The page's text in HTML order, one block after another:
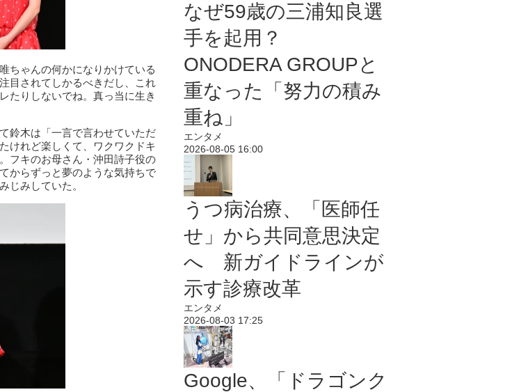
ちゃんの何かになりかけている
目されてしかるべきだし、これ
たりしないでね。真っ当に生き
鈴木は「一言で言わせていただ
けれど楽しくて、ワクワクドキ
フキのお母さん・沖田詩子役の
からずっと夢のような気持ちで
じみしていた。
なぜ59歳の三浦知良選
手を起用？
ONODERA GROUPと
重なった「努力の積み
重ね」
エンタメ
2026-08-05 16:00
うつ病治療、「医師任
せ」から共同意思決定
へ 新ガイドラインが
示す診療改革
エンタメ
2026-08-03 17:25
Google、「ドラゴンク